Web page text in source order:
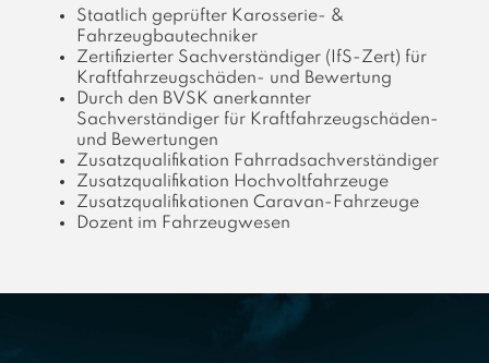
Staatlich geprüfter Karosserie- &
Fahrzeugbautechniker
Zertifizierter Sachverständiger (IfS-Zert) für
Kraftfahrzeugschäden- und Bewertung
Durch den BVSK anerkannter
Sachverständiger für Kraftfahrzeugschäden-
und Bewertungen
Zusatzqualifikation Fahrradsachverständiger
Zusatzqualifikation Hochvoltfahrzeuge
Zusatzqualifikationen Caravan-Fahrzeuge
Dozent im Fahrzeugwesen